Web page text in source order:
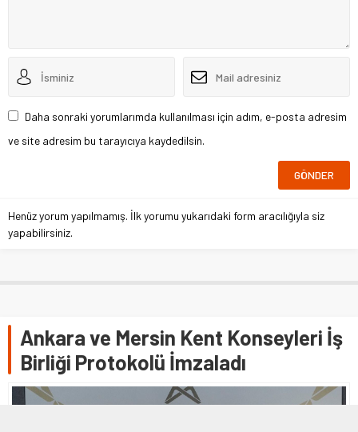
Daha sonraki yorumlarımda kullanılması için adım, e-posta adresim
ve site adresim bu tarayıcıya kaydedilsin.
Henüz yorum yapılmamış. İlk yorumu yukarıdaki form aracılığıyla siz
yapabilirsiniz.
Ankara ve Mersin Kent Konseyleri İş
Birliği Protokolü İmzaladı